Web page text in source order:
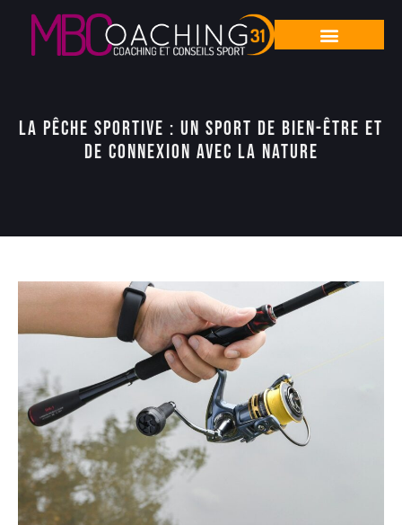
La pêche sportive : un sport de bien-être et
de connexion avec la nature